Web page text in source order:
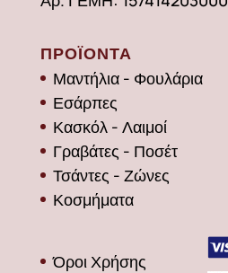
ΠΡΟΪΟΝΤΑ
Μαντήλια - Φουλάρια
Εσάρπες
Κασκόλ - Λαιμοί
Γραβάτες - Ποσέτ
Τσάντες - Ζώνες
Κοσμήματα
Όροι Χρήσης